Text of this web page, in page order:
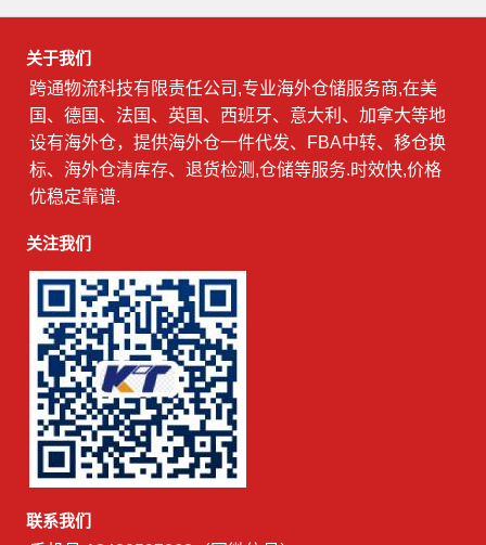
关于我们
跨通物流科技有限责任公司,专业海外仓储服务商,在美
国、德国、法国、英国、西班牙、意大利、加拿大等地
设有海外仓，提供海外仓一件代发、FBA中转、移仓换
标、海外仓清库存、退货检测,仓储等服务.时效快,价格
优稳定靠谱.
关注我们
联系我们